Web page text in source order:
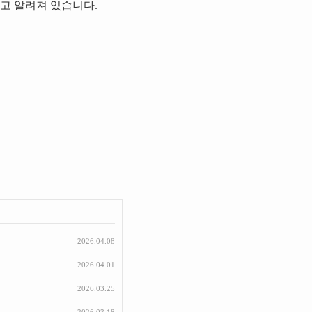
알려져 있습니다.
2026.04.08
2026.04.01
2026.03.25